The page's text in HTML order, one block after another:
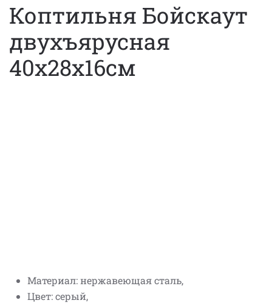
Коптильня Бойскаут
двухъярусная
40х28х16см
Материал: нержавеющая сталь,
Цвет: серый,